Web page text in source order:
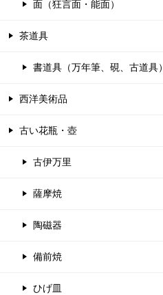
面（狂言面・能面）
茶道具
書道具（万年筆、硯、古道具）
西洋美術品
古い花瓶・壺
古伊万里
薩摩焼
陶磁器
備前焼
ひげ皿